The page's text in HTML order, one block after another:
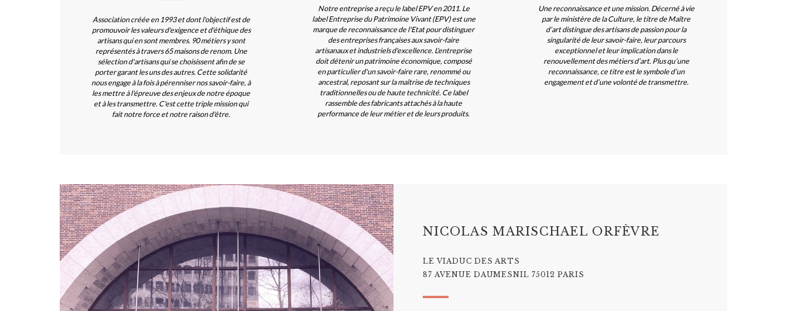
Association créée en 1993 et dont l'objectif est de
promouvoir les valeurs d'exigence et d'éthique des
artisans qui en sont membres. 90 métiers y sont
représentés à travers 65 maisons de renom. Une
sélection d'artisans qui se choisissent afin de se
porter garant les uns des autres. Cette solidarité
nous engage à la fois à pérenniser nos savoir-faire, à
les mettre à l'épreuve des enjeux de notre époque
et à les transmettre. C'est cette triple mission qui
fait notre force et notre raison d'être.
Notre entreprise a reçu le label EPV en 2011. Le
label Entreprise du Patrimoine Vivant (EPV) est une
marque de reconnaissance de l'Etat pour distinguer
des entreprises françaises aux savoir-faire
artisanaux et industriels d'excellence. L'entreprise
doit détenir un patrimoine économique, composé
en particulier d'un savoir-faire rare, renommé ou
ancestral, reposant sur la maîtrise de techniques
traditionnelles ou de haute technicité. Ce label
rassemble des fabricants attachés à la haute
performance de leur métier et de leurs produits.
Une reconnaissance et une mission. Décerné à vie
par le ministère de la Culture, le titre de Maître
d’art distingue des artisans de passion pour la
singularité de leur savoir-faire, leur parcours
exceptionnel et leur implication dans le
renouvellement des métiers d’art. Plus qu’une
reconnaissance, ce titre est le symbole d’un
engagement et d’une volonté de transmettre.
NICOLAS MARISCHAEL ORFÈVRE
LE VIADUC DES ARTS
87 AVENUE DAUMESNIL 75012 PARIS